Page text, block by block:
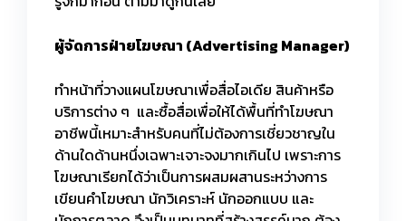
ผู้จัดการฝ่ายโฆษณา (Advertising Manager)
ทำหน้าที่วางแผนโฆษณาเพื่อสื่อไอเดีย สินค้าหรือ
บริการต่าง ๆ และซื้อสื่อเพื่อให้ได้พื้นที่ทำโฆษณา
อาชีพนี้เหมาะสำหรับคนที่ไม่ต้องการเชี่ยวชาญใน
ด้านใดด้านหนึ่งเฉพาะเจาะจงมากเกินไป เพราะการ
โฆษณาเรียกได้ว่าเป็นการผสมผสานระหว่างการ
เขียนคำโฆษณา นักวิเคราะห์ นักออกแบบ และ